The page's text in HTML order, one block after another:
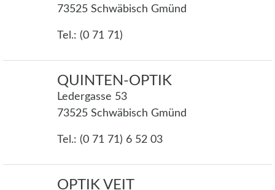
73525 Schwäbisch Gmünd
Tel.: (0 71 71)
QUINTEN-OPTIK
Ledergasse 53
73525 Schwäbisch Gmünd
Tel.: (0 71 71) 6 52 03
OPTIK VEIT